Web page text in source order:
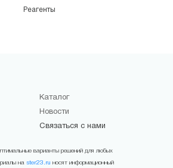
Реагенты
Каталог
Новости
Связаться с нами
варианты решений для любых
на ster23.ru носят информационный